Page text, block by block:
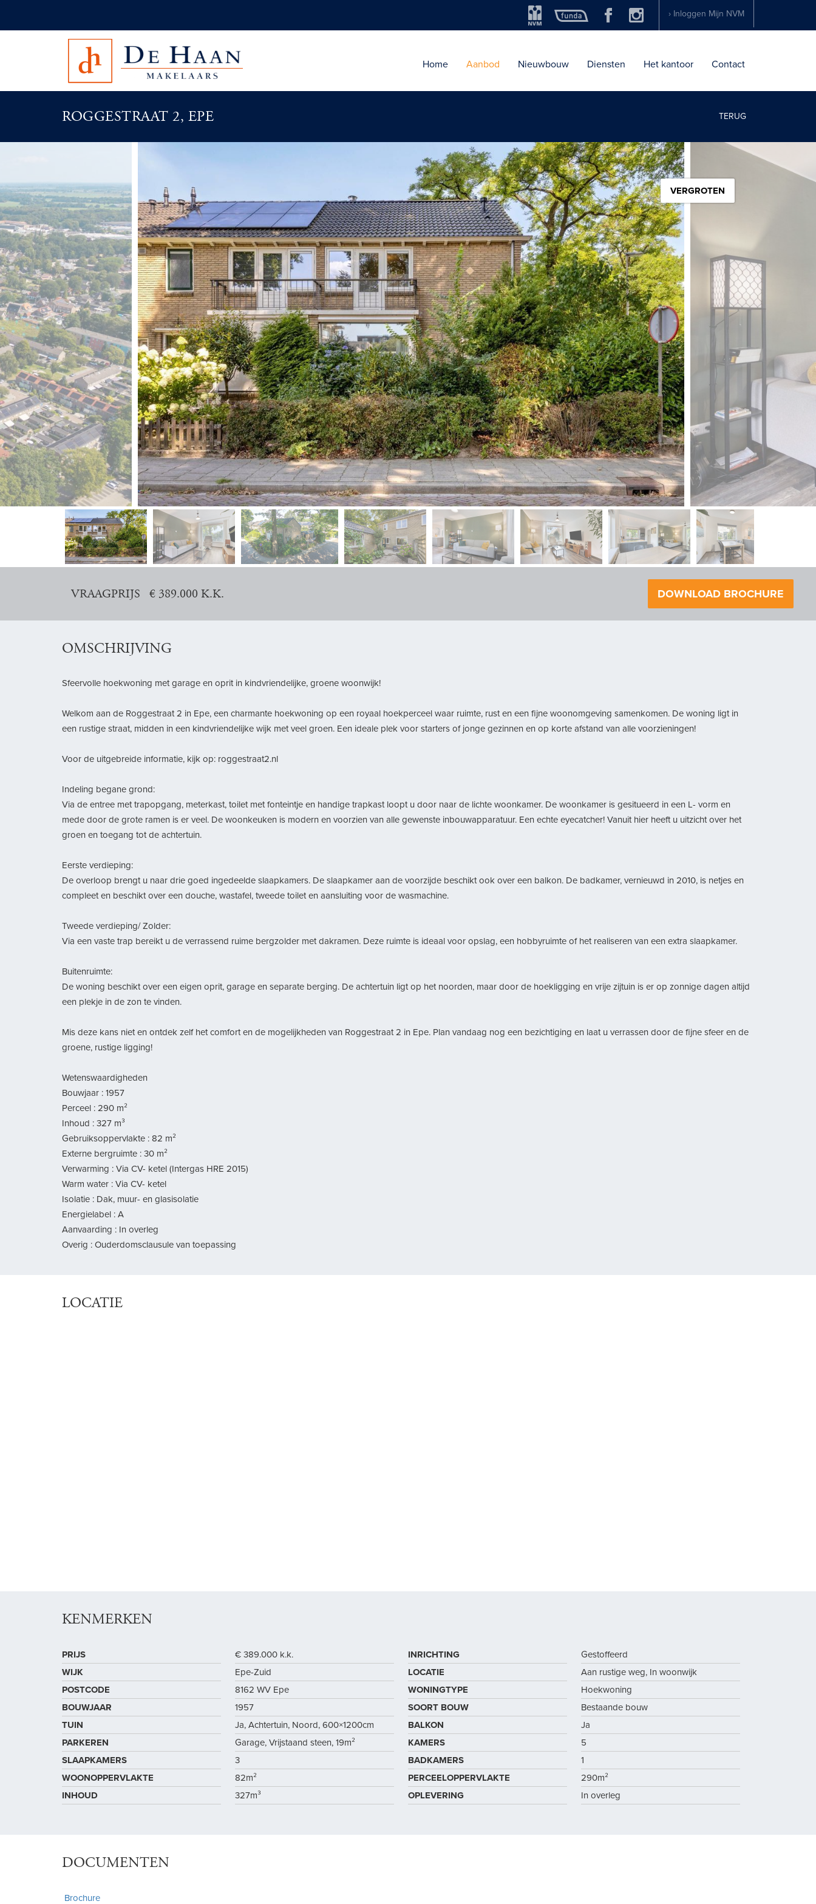
› Inloggen Mijn NVM
Home Aanbod Nieuwbouw Diensten Het kantoor Contact
ROGGESTRAAT 2, EPE TERUG
vorige volgende
VERGROTEN
vorige volgende
VRAAGPRIJS € 389.000 K.K. DOWNLOAD BROCHURE
OMSCHRIJVING
Sfeervolle hoekwoning met garage en oprit in kindvriendelijke, groene woonwijk!
Welkom aan de Roggestraat 2 in Epe, een charmante hoekwoning op een royaal hoekperceel waar ruimte, rust en een fijne woonomgeving samenkomen. De woning ligt in
een rustige straat, midden in een kindvriendelijke wijk met veel groen. Een ideale plek voor starters of jonge gezinnen en op korte afstand van alle voorzieningen!
Voor de uitgebreide informatie, kijk op: roggestraat2.nl
Indeling begane grond:
Via de entree met trapopgang, meterkast, toilet met fonteintje en handige trapkast loopt u door naar de lichte woonkamer. De woonkamer is gesitueerd in een L- vorm en
mede door de grote ramen is er veel. De woonkeuken is modern en voorzien van alle gewenste inbouwapparatuur. Een echte eyecatcher! Vanuit hier heeft u uitzicht over het
groen en toegang tot de achtertuin.
Eerste verdieping:
De overloop brengt u naar drie goed ingedeelde slaapkamers. De slaapkamer aan de voorzijde beschikt ook over een balkon. De badkamer, vernieuwd in 2010, is netjes en
compleet en beschikt over een douche, wastafel, tweede toilet en aansluiting voor de wasmachine.
Tweede verdieping/ Zolder:
Via een vaste trap bereikt u de verrassend ruime bergzolder met dakramen. Deze ruimte is ideaal voor opslag, een hobbyruimte of het realiseren van een extra slaapkamer.
Buitenruimte:
De woning beschikt over een eigen oprit, garage en separate berging. De achtertuin ligt op het noorden, maar door de hoekligging en vrije zijtuin is er op zonnige dagen altijd
een plekje in de zon te vinden.
Mis deze kans niet en ontdek zelf het comfort en de mogelijkheden van Roggestraat 2 in Epe. Plan vandaag nog een bezichtiging en laat u verrassen door de fijne sfeer en de
groene, rustige ligging!
Wetenswaardigheden
Bouwjaar : 1957
Perceel : 290 m²
Inhoud : 327 m³
Gebruiksoppervlakte : 82 m²
Externe bergruimte : 30 m²
Verwarming : Via CV- ketel (Intergas HRE 2015)
Warm water : Via CV- ketel
Isolatie : Dak, muur- en glasisolatie
Energielabel : A
Aanvaarding : In overleg
Overig : Ouderdomsclausule van toepassing
LOCATIE
KENMERKEN
PRIJS € 389.000 k.k. INRICHTING
Gestoffeerd
WIJK
Epe-Zuid LOCATIE
Aan rustige weg, In woonwijk
POSTCODE
8162 WV Epe WONINGTYPE
Hoekwoning
BOUWJAAR
1957 SOORT BOUW
Bestaande bouw
TUIN
Ja, Achtertuin, Noord, 600×1200cm BALKON
Ja
PARKEREN
Garage, Vrijstaand steen, 19m² KAMERS
5
SLAAPKAMERS
3 BADKAMERS
1
WOONOPPERVLAKTE
82m² PERCEELOPPERVLAKTE
290m²
INHOUD
327m³ OPLEVERING In overleg
DOCUMENTEN
Brochure